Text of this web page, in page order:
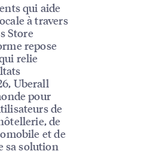
qui aide
à travers
Store
repose
relie
Uberall
pour
de
de
et de
sa solution